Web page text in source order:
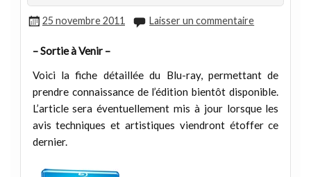
25 novembre 2011 Laisser un commentaire
– Sortie à Venir –
Voici la fiche détaillée du Blu-ray, permettant de
prendre connaissance de l’édition bientôt disponible.
L’article sera éventuellement mis à jour lorsque les
avis techniques et artistiques viendront étoffer ce
dernier.